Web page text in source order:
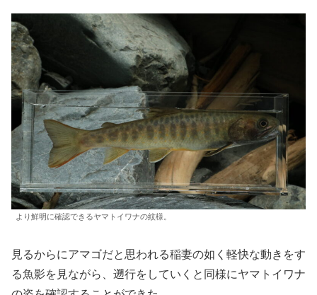
より鮮明に確認できるヤマトイワナの紋様。
見るからにアマゴだと思われる稲妻の如く軽快な動きをす
る魚影を見ながら、遡行をしていくと同様にヤマトイワナ